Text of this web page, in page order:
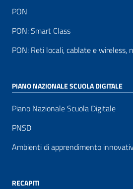
PON
PON: Smart Class
PON: Reti locali, cablate e wireless,
PIANO NAZIONALE SCUOLA DIGITALE
Piano Nazionale Scuola Digitale
PNSD
Ambienti di apprendimento
RECAPITI